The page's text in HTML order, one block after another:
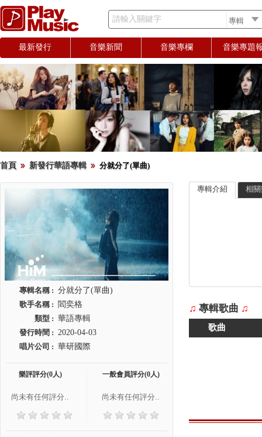
請輸入關鍵字
最新發行 音樂新聞 音樂專欄 音樂專題
首頁 新發行華語專輯 分就分了(單曲)
專輯名稱 : 分就分了(單曲)
歌手名稱 : 閻奕格
類型 : 華語專輯
發行時間 : 2020-04-03
唱片公司 : 華研國際
樂評評分(0人)
尚未有任何評分..
一般會員評分(0人)
尚未有任何評分..
專輯介紹 相
♫ 專輯歌曲 ♫
歌曲